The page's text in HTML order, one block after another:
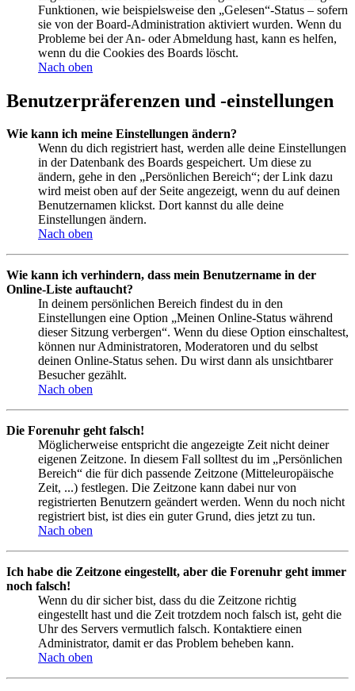
Funktionen, wie beispielsweise den „Gelesen“-Status – sofern
sie von der Board-Administration aktiviert wurden. Wenn du
Probleme bei der An- oder Abmeldung hast, kann es helfen,
wenn du die Cookies des Boards löscht.
Nach oben
Benutzerpräferenzen und -einstellungen
Wie kann ich meine Einstellungen ändern?
Wenn du dich registriert hast, werden alle deine Einstellungen
in der Datenbank des Boards gespeichert. Um diese zu
ändern, gehe in den „Persönlichen Bereich“; der Link dazu
wird meist oben auf der Seite angezeigt, wenn du auf deinen
Benutzernamen klickst. Dort kannst du alle deine
Einstellungen ändern.
Nach oben
Wie kann ich verhindern, dass mein Benutzername in der
Online-Liste auftaucht?
In deinem persönlichen Bereich findest du in den
Einstellungen eine Option „Meinen Online-Status während
dieser Sitzung verbergen“. Wenn du diese Option einschaltest,
können nur Administratoren, Moderatoren und du selbst
deinen Online-Status sehen. Du wirst dann als unsichtbarer
Besucher gezählt.
Nach oben
Die Forenuhr geht falsch!
Möglicherweise entspricht die angezeigte Zeit nicht deiner
eigenen Zeitzone. In diesem Fall solltest du im „Persönlichen
Bereich“ die für dich passende Zeitzone (Mitteleuropäische
Zeit, ...) festlegen. Die Zeitzone kann dabei nur von
registrierten Benutzern geändert werden. Wenn du noch nicht
registriert bist, ist dies ein guter Grund, dies jetzt zu tun.
Nach oben
Ich habe die Zeitzone eingestellt, aber die Forenuhr geht immer
noch falsch!
Wenn du dir sicher bist, dass du die Zeitzone richtig
eingestellt hast und die Zeit trotzdem noch falsch ist, geht die
Uhr des Servers vermutlich falsch. Kontaktiere einen
Administrator, damit er das Problem beheben kann.
Nach oben